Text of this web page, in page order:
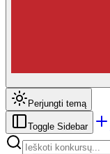
Perjungti temą
Toggle Sidebar